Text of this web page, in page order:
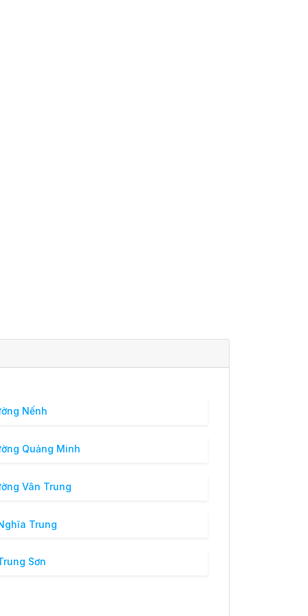
Nếnh
Quảng Minh
Vân Trung
Trung
Sơn